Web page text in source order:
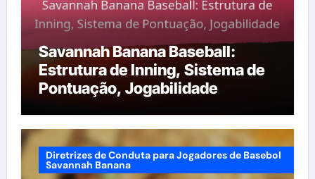
Savannah Banana Baseball:
Estrutura de Inning, Sistema de
Pontuação, Jogabilidade
Diretrizes de Conduta para Jogadores de Basebol
Savannah Banana